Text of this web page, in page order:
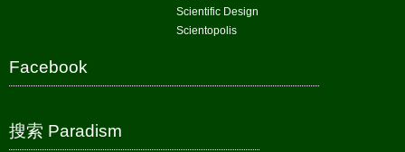
Scientific Design
Scientopolis
Facebook
搜索 Paradism